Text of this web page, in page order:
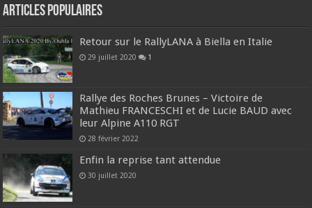
Articles populaires
Retour sur le RallyLANA à Biella en Italie
29 juillet 2020 1
Rallye des Roches Brunes – Victoire de
Mathieu FRANCESCHI et de Lucie BAUD avec
leur Alpine A110 RGT
28 février 2022
Enfin la reprise tant attendue
30 juillet 2020